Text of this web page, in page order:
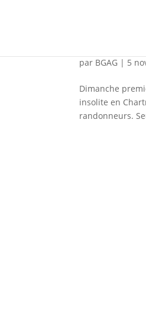
Rando
par BGAG | 5
Dimanche
insolite en
randonneurs.